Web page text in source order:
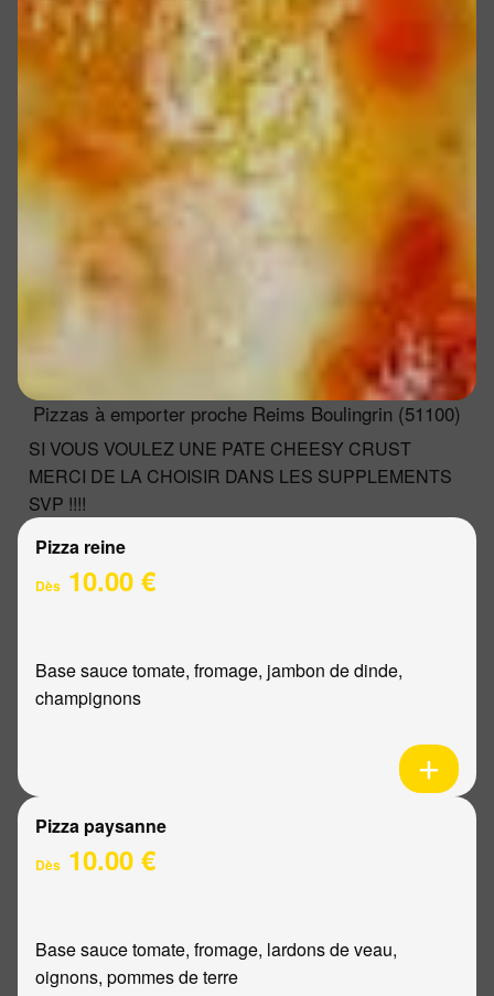
Pizzas à emporter proche Reims Boulingrin (51100)
SI VOUS VOULEZ UNE PATE CHEESY CRUST
MERCI DE LA CHOISIR DANS LES SUPPLEMENTS
SVP !!!!
Pizza reine
Dès 10.00 €
Base sauce tomate, fromage, jambon de dinde,
champignons
Pizza paysanne
Dès 10.00 €
Base sauce tomate, fromage, lardons de veau,
oignons, pommes de terre